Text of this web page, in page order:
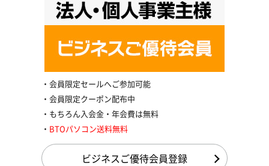
会員限定セールへご参加可能
会員限定クーポン配布中
もちろん入会金・年会費は無料
BTOパソコン送料無料
ビジネスご優待会員登録